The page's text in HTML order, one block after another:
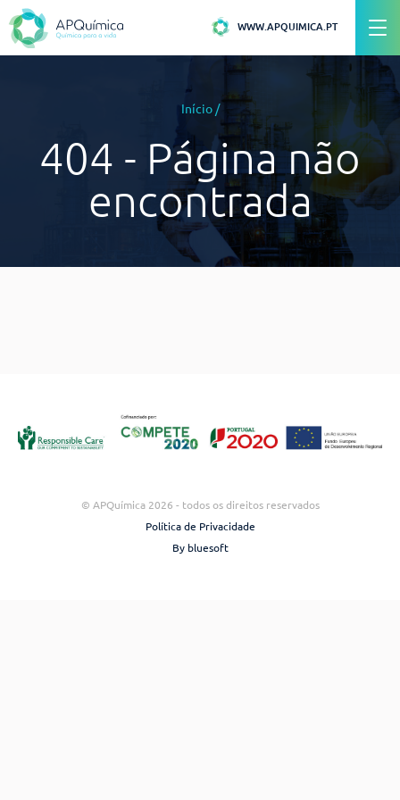
WWW.APQUIMICA.PT
Início/
404 - Página não
encontrada
© APQuímica 2026 - todos os direitos reservados
Política de Privacidade
By bluesoft